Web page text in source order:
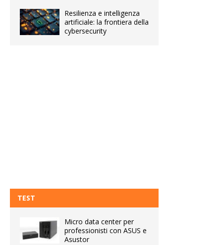
Resilienza e intelligenza
artificiale: la frontiera della
cybersecurity
TEST
Micro data center per
professionisti con ASUS e
Asustor